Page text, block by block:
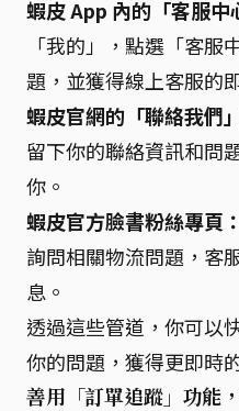
蝦皮 App 內的「客服中
「我的」，點選「客服
題，並獲得線上客服的
蝦皮官網的「聯絡我們
留下你的聯絡資訊和問
你。
蝦皮官方臉書粉絲專頁：
詢問相關物流問題，客
息。
透過這些管道，你可以
你的問題，獲得更即時
善用「訂單追蹤」功能